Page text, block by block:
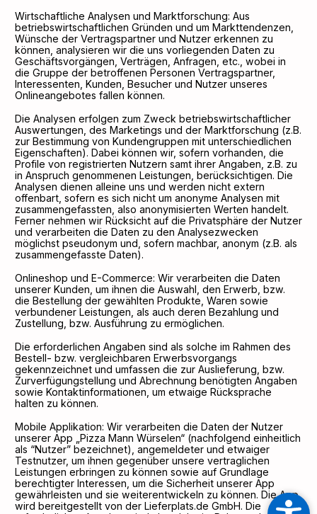
Wirtschaftliche Analysen und Marktforschung: Aus
betriebswirtschaftlichen Gründen und um Markttendenzen,
Wünsche der Vertragspartner und Nutzer erkennen zu
können, analysieren wir die uns vorliegenden Daten zu
Geschäftsvorgängen, Verträgen, Anfragen, etc., wobei in
die Gruppe der betroffenen Personen Vertragspartner,
Interessenten, Kunden, Besucher und Nutzer unseres
Onlineangebotes fallen können.
Die Analysen erfolgen zum Zweck betriebswirtschaftlicher
Auswertungen, des Marketings und der Marktforschung (z.B.
zur Bestimmung von Kundengruppen mit unterschiedlichen
Eigenschaften). Dabei können wir, sofern vorhanden, die
Profile von registrierten Nutzern samt ihrer Angaben, z.B. zu
in Anspruch genommenen Leistungen, berücksichtigen. Die
Analysen dienen alleine uns und werden nicht extern
offenbart, sofern es sich nicht um anonyme Analysen mit
zusammengefassten, also anonymisierten Werten handelt.
Ferner nehmen wir Rücksicht auf die Privatsphäre der Nutzer
und verarbeiten die Daten zu den Analysezwecken
möglichst pseudonym und, sofern machbar, anonym (z.B. als
zusammengefasste Daten).
Onlineshop und E-Commerce: Wir verarbeiten die Daten
unserer Kunden, um ihnen die Auswahl, den Erwerb, bzw.
die Bestellung der gewählten Produkte, Waren sowie
verbundener Leistungen, als auch deren Bezahlung und
Zustellung, bzw. Ausführung zu ermöglichen.
Die erforderlichen Angaben sind als solche im Rahmen des
Bestell- bzw. vergleichbaren Erwerbsvorgangs
gekennzeichnet und umfassen die zur Auslieferung, bzw.
Zurverfügungstellung und Abrechnung benötigten Angaben
sowie Kontaktinformationen, um etwaige Rücksprache
halten zu können.
Mobile Applikation: Wir verarbeiten die Daten der Nutzer
unserer App „Pizza Mann Würselen“ (nachfolgend einheitlich
als “Nutzer” bezeichnet), angemeldeter und etwaiger
Testnutzer, um ihnen gegenüber unsere vertraglichen
Leistungen erbringen zu können sowie auf Grundlage
berechtigter Interessen, um die Sicherheit unserer App
gewährleisten und sie weiterentwickeln zu können. Die App
wird bereitgestellt von der Lieferplats.de GmbH. Die